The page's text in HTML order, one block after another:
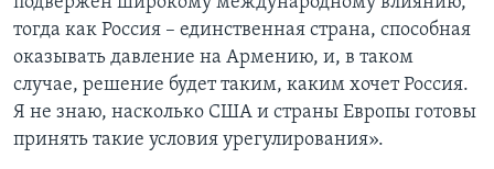
тогда как Россия – единственная страна, способная
оказывать давление на Армению, и, в таком
случае, решение будет таким, каким хочет Россия.
Я не знаю, насколько США и страны Европы готовы
принять такие условия урегулирования».